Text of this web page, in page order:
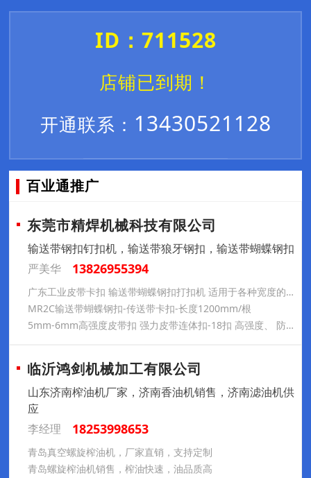
ID：711528
店铺已到期！
开通联系： 13430521128
百业通推广
东莞市精焊机械科技有限公司
输送带钢扣钉扣机，输送带狼牙钢扣，输送带蝴蝶钢扣
严美华
13826955394
广东工业皮带卡扣 输送带蝴蝶钢扣打扣机 适用于各种宽度的输送带装订
MR2C输送带蝴蝶钢扣-传送带卡扣-长度1200mm/根
5mm-6mm高强度皮带扣 强力皮带连体扣-18扣 高强度、 防腐蚀
临沂鸿剑机械加工有限公司
山东济南榨油机厂家，济南香油机销售，济南滤油机供
应
李经理
18253998653
青岛真空螺旋榨油机，厂家直销，支持定制
青岛螺旋榨油机销售，榨油快速，油品质高